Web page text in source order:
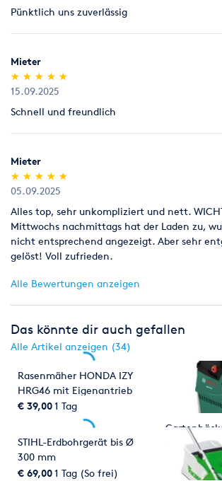
Legitimation
Als Neukunde bitten wir Sie einen gültigen
(Personalausweis).
Pünktlich uns zuverlässig
Mieter
(*)
★
★
(*) ★
★
(*) ★
★
(*) ★
★
(*) ★
★
15.09.2025
Schnell und freundlich
Mieter
(*)
★
★
(*) ★
★
(*) ★
★
(*) ★
★
(*) ★
★
05.09.2025
Alles top, sehr unkompliziert und nett.
Mittwochs nachmittags hat der Laden zu,
nicht entsprechend angezeigt. Aber sehr
gelöst! Voll zufrieden.
Alle Bewertungen anzeigen
Das könnte dir auch gefallen
Alle Artikel anzeigen (34)
Rasenmäher HONDA IZY
HRG46 mit Eigenantrieb
€ 39,001 Tag
€ 39,001
STIHL-Erdbohrgerät bis Ø
300 mm
€ 69,001 Tag (So frei)